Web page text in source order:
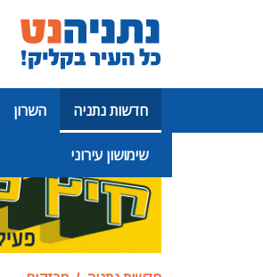
חדשות נתניה השרון
שימושון עירוני
פרסומת